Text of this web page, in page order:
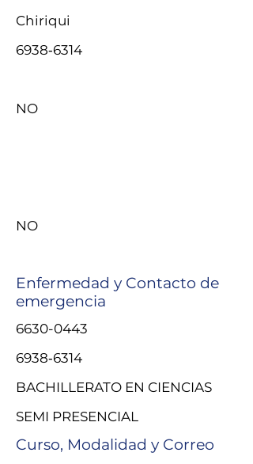
Chiriqui
6938‑6314‬
NO
NO
Enfermedad y Contacto de
emergencia
6630-0443
6938‑6314‬
BACHILLERATO EN CIENCIAS
SEMI PRESENCIAL
Curso, Modalidad y Correo